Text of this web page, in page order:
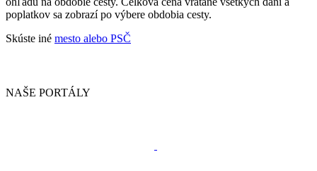
poplatkov sa zobrazí po výbere obdobia cesty.
Skúste iné mesto alebo PSČ
NAŠE PORTÁLY